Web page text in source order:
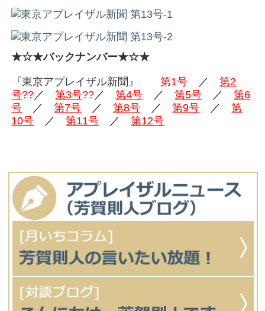
★☆★バックナンバー★☆★
『東京アプレイザル新聞』第1号 ／第2
号??／ 第3号??／ 第4号 ／第5号 ／第6
号
／第7号 ／第8号 ／第9号 ／
第
10号
／ 第11号 ／ 第12号